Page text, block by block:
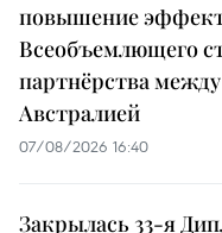
повышение
Всеобъемлющего
партнёрства
Австралией
07/08/2026 16:40
Закрылась 33-я